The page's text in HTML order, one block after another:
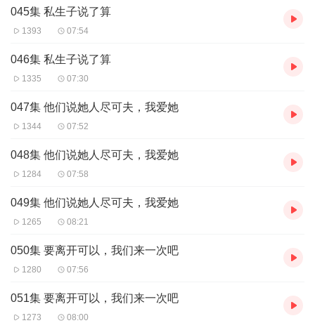
045集 私生子说了算
1393 07:54
046集 私生子说了算
1335 07:30
047集 他们说她人尽可夫，我爱她
1344 07:52
048集 他们说她人尽可夫，我爱她
1284 07:58
049集 他们说她人尽可夫，我爱她
1265 08:21
050集 要离开可以，我们来一次吧
1280 07:56
051集 要离开可以，我们来一次吧
1273 08:00